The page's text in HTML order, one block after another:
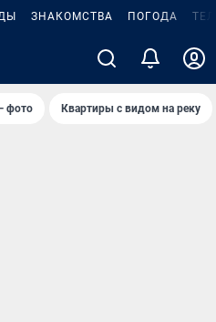
ЗНАКОМСТВА ПОГОДА
фото Квартиры с видом на реку